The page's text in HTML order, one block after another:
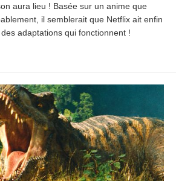
aura lieu ! Basée sur un anime que
il semblerait que Netflix ait enfin
adaptations qui fonctionnent !